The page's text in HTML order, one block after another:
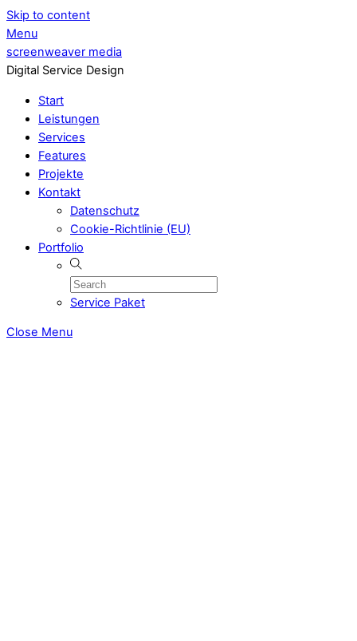
Skip to content
Menu
screenweaver media
Digital Service Design
Start
Leistungen
Services
Features
Projekte
Kontakt
Datenschutz
Cookie-Richtlinie (EU)
Portfolio
Service Paket
Close Menu